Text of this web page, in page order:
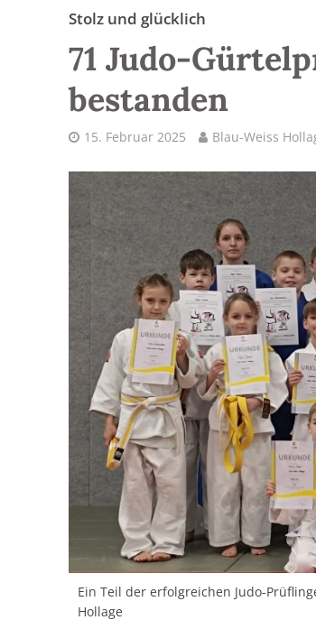
Stolz und glücklich
71 Judo-
bestanden
15. Februar 2025 Blau-Weiss
Ein Teil der erfolgreichen Judo-
Hollage